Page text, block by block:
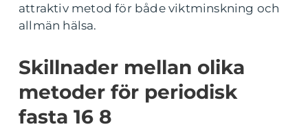
attraktiv metod för både viktminskning och
allmän hälsa.
Skillnader mellan olika
metoder för periodisk
fasta 16 8